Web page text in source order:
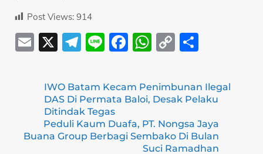
Post Views: 914
E
ai
X
T
e
gr
a
m
Li
e
F
c
e
b
o
W
at
s
A
p
C
p
y
Li
n
ar
e
IWO Batam Kecam Penimbunan Ilegal
DAS Di Permata Baloi, Desak Pelaku
Ditindak Tegas
Peduli Kaum Duafa, PT. Nongsa Jaya
Buana Group Berbagi Sembako Di Bulan
Suci Ramadhan